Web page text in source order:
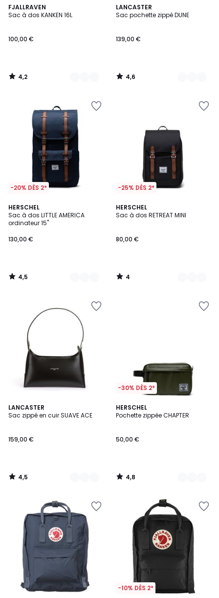
FJALLRAVEN
Sac à dos KANKEN 16L
100,00 €
4,2
/ 5
3
Couleurs
4,2
/
LANCASTER
Sac pochette zippé DUNE
139,00 €
4,6
/ 5
2
Couleurs
4,6
/
-20% DÈS 2*
HERSCHEL
Sac à dos LITTLE AMERICA
ordinateur 15''
130,00 €
4,5
/ 5
3
Couleurs
4,5
/
-25% DÈS 2*
HERSCHEL
Sac à dos RETREAT MINI
80,00 €
4
/
2
Couleurs
4
/
LANCASTER
Sac zippé en cuir SUAVE ACE
159,00 €
4,5
/ 5
2
Couleurs
4,5
/
-30% DÈS 2*
HERSCHEL
Pochette zippée CHAPTER
50,00 €
4,8
/ 5
2
Couleurs
4,8
/
-10% DÈS 2*